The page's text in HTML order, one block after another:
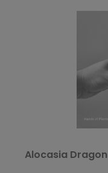
Alocasia